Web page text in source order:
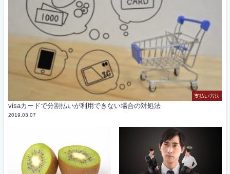
支払い方法
visaカードで分割払いが利用できない場合の対処法
2019.03.07